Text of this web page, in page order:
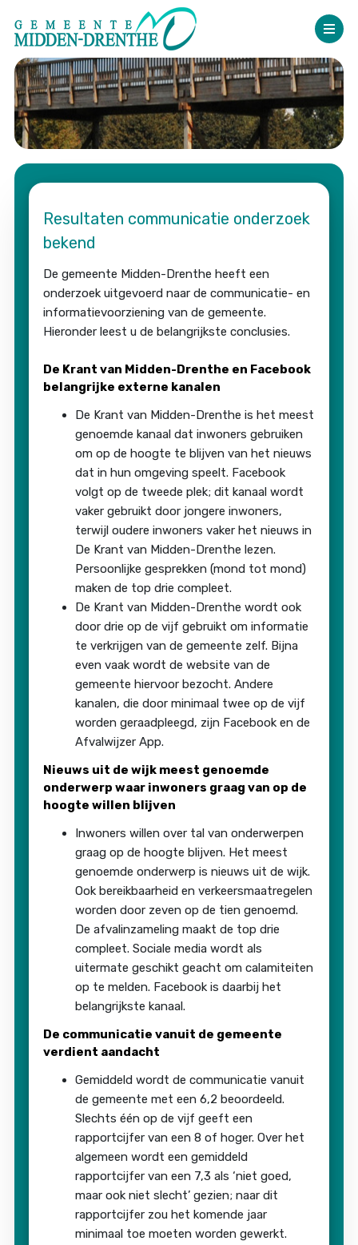
Resultaten communicatie onderzoek
bekend
De gemeente Midden-Drenthe heeft een
onderzoek uitgevoerd naar de communicatie- en
informatievoorziening van de gemeente.
Hieronder leest u de belangrijkste conclusies.
De Krant van Midden-Drenthe en Facebook
belangrijke externe kanalen
De Krant van Midden-Drenthe is het meest
genoemde kanaal dat inwoners gebruiken
om op de hoogte te blijven van het nieuws
dat in hun omgeving speelt. Facebook
volgt op de tweede plek; dit kanaal wordt
vaker gebruikt door jongere inwoners,
terwijl oudere inwoners vaker het nieuws in
De Krant van Midden-Drenthe lezen.
Persoonlijke gesprekken (mond tot mond)
maken de top drie compleet.
De Krant van Midden-Drenthe wordt ook
door drie op de vijf gebruikt om informatie
te verkrijgen van de gemeente zelf. Bijna
even vaak wordt de website van de
gemeente hiervoor bezocht. Andere
kanalen, die door minimaal twee op de vijf
worden geraadpleegd, zijn Facebook en de
Afvalwijzer App.
Nieuws uit de wijk meest genoemde
onderwerp waar inwoners graag van op de
hoogte willen blijven
Inwoners willen over tal van onderwerpen
graag op de hoogte blijven. Het meest
genoemde onderwerp is nieuws uit de wijk.
Ook bereikbaarheid en verkeersmaatregelen
worden door zeven op de tien genoemd.
De afvalinzameling maakt de top drie
compleet. Sociale media wordt als
uitermate geschikt geacht om calamiteiten
op te melden. Facebook is daarbij het
belangrijkste kanaal.
De communicatie vanuit de gemeente
verdient aandacht
Gemiddeld wordt de communicatie vanuit
de gemeente met een 6,2 beoordeeld.
Slechts één op de vijf geeft een
rapportcijfer van een 8 of hoger. Over het
algemeen wordt een gemiddeld
rapportcijfer van een 7,3 als ‘niet goed,
maar ook niet slecht’ gezien; naar dit
rapportcijfer zou het komende jaar
minimaal toe moeten worden gewerkt.